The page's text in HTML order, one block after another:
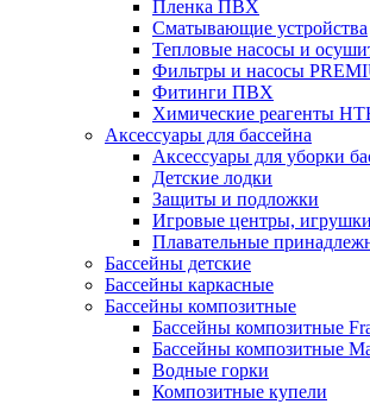
Пленка ПВХ
Сматывающие устройства
Тепловые насосы и
Фильтры и насосы
Фитинги ПВХ
Химические реагенты
Аксессуары для бассейна
Аксессуары для уборки
Детские лодки
Защиты и подложки
Игровые центры, игрушки
Плавательные
Бассейны детские
Бассейны каркасные
Бассейны композитные
Бассейны композитные
Бассейны композитные
Водные горки
Композитные купели